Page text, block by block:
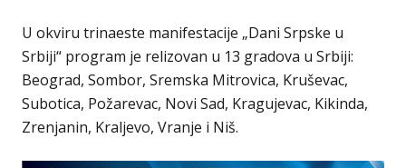
U okviru trinaeste manifestacije „Dani Srpske u
Srbiji“ program je relizovan u 13 gradova u Srbiji:
Beograd, Sombor, Sremska Mitrovica, Kruševac,
Subotica, Požarevac, Novi Sad, Kragujevac, Kikinda,
Zrenjanin, Kraljevo, Vranje i Niš.